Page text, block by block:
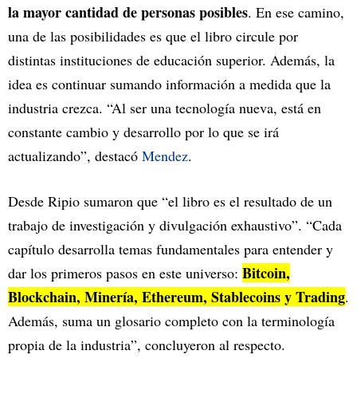
la mayor cantidad de personas posibles. En ese camino,
una de las posibilidades es que el libro circule por
distintas instituciones de educación superior. Además, la
idea es continuar sumando información a medida que la
industria crezca. “Al ser una tecnología nueva, está en
constante cambio y desarrollo por lo que se irá
actualizando”, destacó Mendez.
Desde Ripio sumaron que “el libro es el resultado de un
trabajo de investigación y divulgación exhaustivo”. “Cada
capítulo desarrolla temas fundamentales para entender y
dar los primeros pasos en este universo: Bitcoin,
Blockchain, Minería, Ethereum, Stablecoins y Trading.
Además, suma un glosario completo con la terminología
propia de la industria”, concluyeron al respecto.